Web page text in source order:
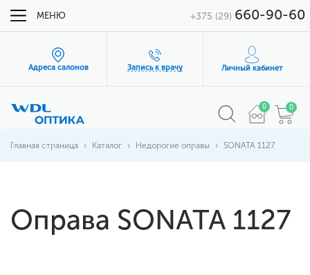
МЕНЮ +375 (29) 660-90-60
Адреса салонов Запись к врачу Личный кабинет
0 0
Главная страница Каталог Недорогие оправы SONATA 1127
Оправа SONATA 1127